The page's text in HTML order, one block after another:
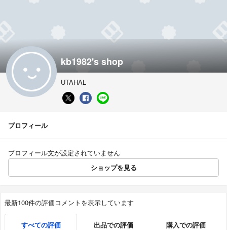
kb1982's shop
UTAHAL
プロフィール
プロフィール文が設定されていません
ショップを見る
最新100件の評価コメントを表示しています
すべての評価 出品での評価 購入での評価